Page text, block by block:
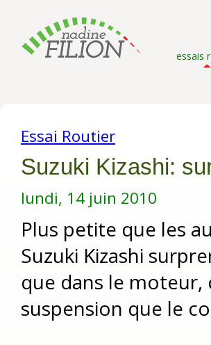
essais
Essai Routier
Suzuki Kizashi:
lundi, 14 juin 2010
Plus petite que les
Suzuki Kizashi
que dans le moteur,
suspension que le